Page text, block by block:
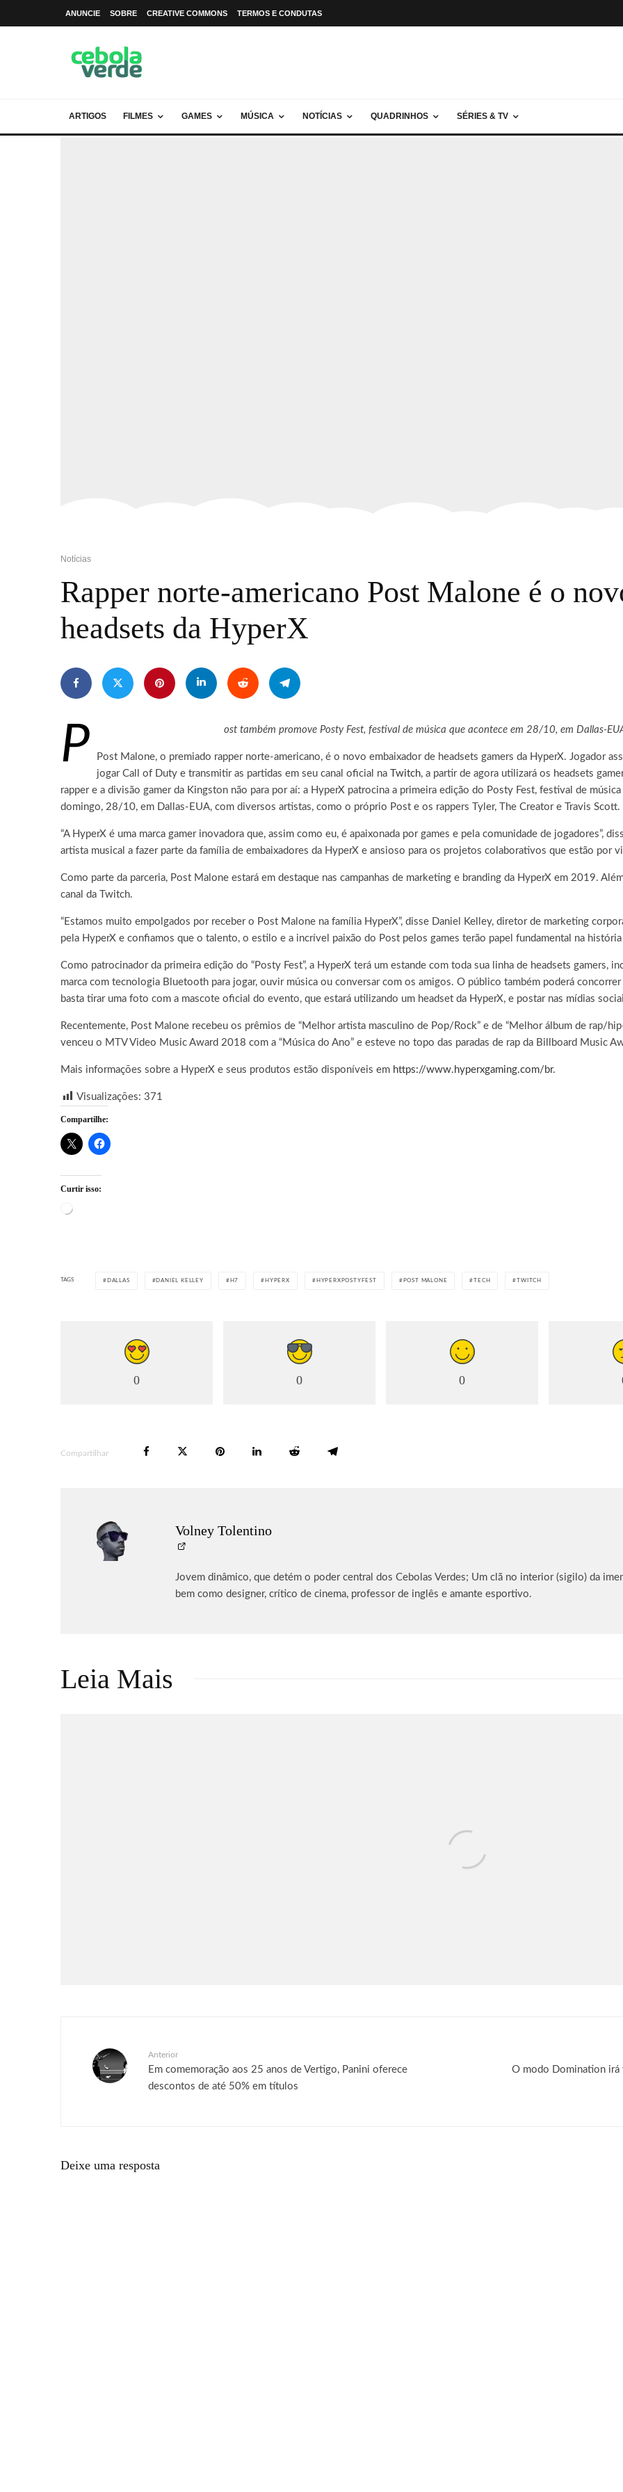
ANUNCIE SOBRE CREATIVE COMMONS TERMOS E CONDUTAS
ARTIGOS FILMES GAMES MÚSICA NOTÍCIAS QUADRINHOS SÉRIES & TV
Notícias
Rapper norte-americano Post Malone é o
headsets da HyperX
P ost também promove Posty Fest, festival de música que acontece em 28/10, em Dallas-
Post Malone, o premiado rapper norte-americano, é o novo embaixador de headsets gamers da HyperX. Jogador
jogar Call of Duty e transmitir as partidas em seu canal oficial na
Twitch, a partir de agora utilizará os headsets
rapper e a divisão gamer da Kingston não para por aí: a HyperX patrocina a primeira edição do Posty Fest, festival de
domingo, 28/10, em Dallas-EUA, com diversos artistas, como o próprio Post e os rappers Tyler, The Creator e Travis Scott.
“A HyperX é uma marca gamer inovadora que, assim como eu, é apaixonada por games e pela comunidade de jogadores”,
artista musical a fazer parte da família de embaixadores da HyperX e ansioso para os projetos colaborativos que estão por
Como parte da parceria, Post Malone estará em destaque nas campanhas de marketing e branding da HyperX em 2019.
canal da Twitch.
“Estamos muito empolgados por receber o Post Malone na família HyperX”, disse Daniel Kelley, diretor de marketing
pela HyperX e confiamos que o talento, o estilo e a incrível paixão do Post pelos games terão papel fundamental na
Como patrocinador da primeira edição do “Posty Fest”, a HyperX terá um estande com toda sua linha de headsets
marca com tecnologia Bluetooth para jogar, ouvir música ou conversar com os amigos. O público também poderá
basta tirar uma foto com a mascote oficial do evento, que estará utilizando um headset da HyperX, e postar nas mídias
Recentemente, Post Malone recebeu os prêmios de “Melhor artista masculino de Pop/Rock” e de “Melhor álbum de rap/
venceu o MTV Video Music Award 2018 com a “Música do Ano” e esteve no topo das paradas de rap da Billboard Music
Mais informações sobre a HyperX e seus produtos estão disponíveis em https://www.hyperxgaming.com/br.
Visualizações: 371
Compartilhe:
Curtir isso:
Carregando...
TAGS DALLAS DANIEL KELLEY H7 HYPERX HYPERXPOSTYFEST POST MALONE TECH TWITCH
0 0 0
Compartilhar
Volney Tolentino
Jovem dinâmico, que detém o poder central dos Cebolas Verdes; Um clã no interior (sigilo) da
bem como designer, crítico de cinema, professor de inglês e amante esportivo.
Leia Mais
Anterior
Em comemoração aos 25 anos de Vertigo, Panini oferece
descontos de até 50% em títulos
O modo Domination irá
Deixe uma resposta